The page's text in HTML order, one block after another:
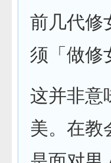
前几代修
须「做修
这并非意
美。在教